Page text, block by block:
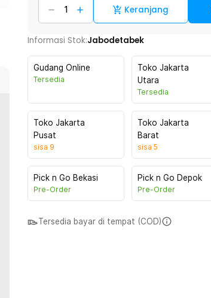
Keranjang
Informasi Stok:Jabodetabek
Gudang Online
Tersedia
Toko Jakarta
Utara
Tersedia
Toko Jakarta
Pusat
sisa 9
Toko Jakarta
Barat
sisa 5
Pick n Go Bekasi
Pre-Order
Pick n Go Depok
Pre-Order
Tersedia bayar di tempat (COD)